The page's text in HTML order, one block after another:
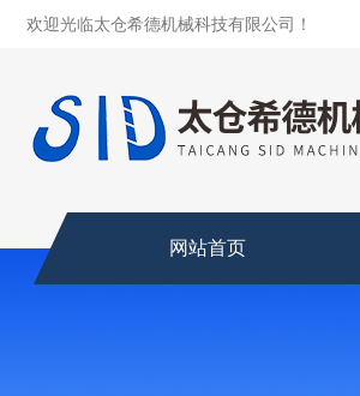
欢迎光临太仓希德机械科技有限公司！
网站首页